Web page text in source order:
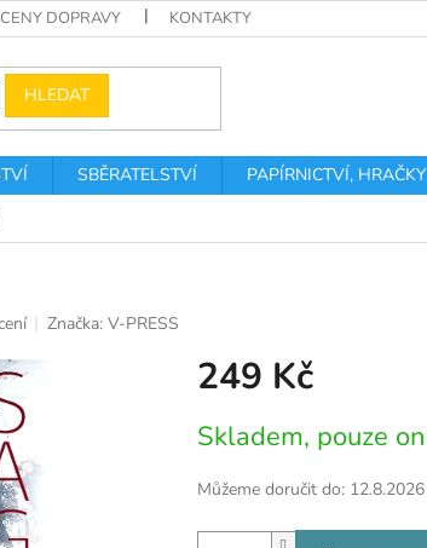
CENY DOPRAVY KONTAKTY
HLEDAT
SBĚRATELSTVÍ PAPÍRNICTVÍ, HRAČKY
Značka:V-PRESS
249 Kč
cena:
Skladem, pouze
Můžeme doručit do: 12.8.2026